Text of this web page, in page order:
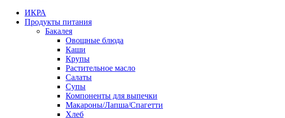
ИКРА
Продукты питания
Бакалея
Овощные блюда
Каши
Крупы
Растительное масло
Салаты
Супы
Компоненты для выпечки
Макароны/Лапша/Спагетти
Хлеб